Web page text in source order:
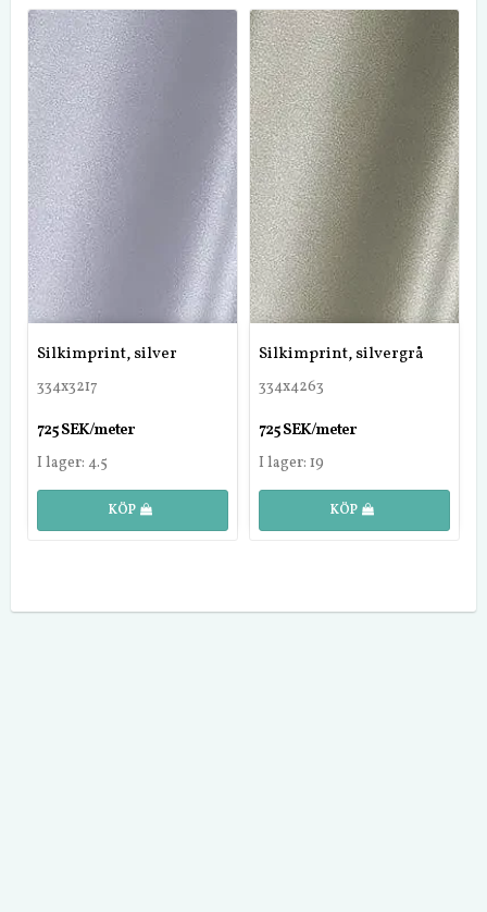
Silkimprint, silver
334x3217
725 SEK/meter
I lager: 4.5
KÖP
Silkimprint, silvergrå
334x4263
725 SEK/meter
I lager: 19
KÖP